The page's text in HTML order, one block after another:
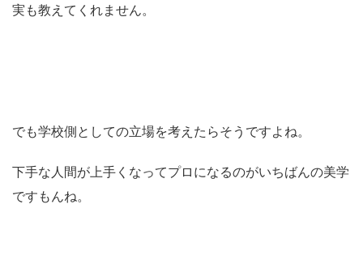
実も教えてくれません。
でも学校側としての立場を考えたらそうですよね。
下手な人間が上手くなってプロになるのがいちばんの美学
ですもんね。